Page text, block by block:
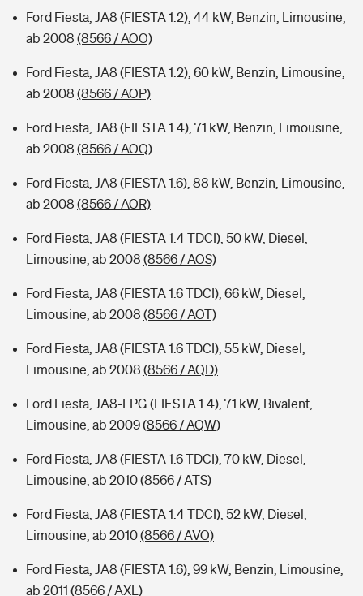
Ford Fiesta, JA8 (FIESTA 1.2), 44 kW, Benzin, Limousine,
ab 2008 (8566 / AOO)
Ford Fiesta, JA8 (FIESTA 1.2), 60 kW, Benzin, Limousine,
ab 2008 (8566 / AOP)
Ford Fiesta, JA8 (FIESTA 1.4), 71 kW, Benzin, Limousine,
ab 2008 (8566 / AOQ)
Ford Fiesta, JA8 (FIESTA 1.6), 88 kW, Benzin, Limousine,
ab 2008 (8566 / AOR)
Ford Fiesta, JA8 (FIESTA 1.4 TDCI), 50 kW, Diesel,
Limousine, ab 2008 (8566 / AOS)
Ford Fiesta, JA8 (FIESTA 1.6 TDCI), 66 kW, Diesel,
Limousine, ab 2008 (8566 / AOT)
Ford Fiesta, JA8 (FIESTA 1.6 TDCI), 55 kW, Diesel,
Limousine, ab 2008 (8566 / AQD)
Ford Fiesta, JA8-LPG (FIESTA 1.4), 71 kW, Bivalent,
Limousine, ab 2009(8566 / AQW)
Ford Fiesta, JA8 (FIESTA 1.6 TDCI), 70 kW, Diesel,
Limousine, ab 2010(8566 / ATS)
Ford Fiesta, JA8 (FIESTA 1.4 TDCI), 52 kW, Diesel,
Limousine, ab 2010(8566 / AVO)
Ford Fiesta, JA8 (FIESTA 1.6), 99 kW, Benzin, Limousine,
ab 2011 (8566 / AXL)